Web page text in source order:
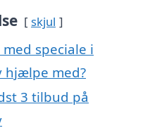
skjul
speciale i
hjælpe med?
3 tilbud på